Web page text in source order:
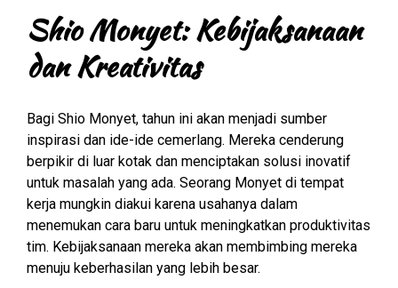
Shio Monyet: Kebijaksanaan
dan Kreativitas
Bagi Shio Monyet, tahun ini akan menjadi sumber
inspirasi dan ide-ide cemerlang. Mereka cenderung
berpikir di luar kotak dan menciptakan solusi inovatif
untuk masalah yang ada. Seorang Monyet di tempat
kerja mungkin diakui karena usahanya dalam
menemukan cara baru untuk meningkatkan produktivitas
tim. Kebijaksanaan mereka akan membimbing mereka
menuju keberhasilan yang lebih besar.